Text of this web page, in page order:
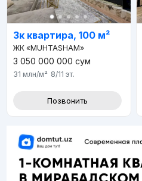
3к квартира, 100 м²
ЖК «MUHTASHAM»
3 050 000 000 сум
31 млн/м² 8/11 эт.
Позвонить